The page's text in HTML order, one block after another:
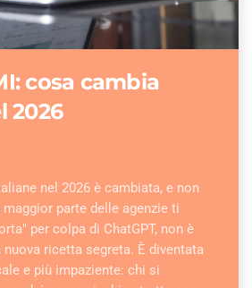
cosa cambia
2026
nel 2026 è cambiata, e non
parte delle agenzie ti
per colpa di ChatGPT, non è
nuova ricetta segreta. È diventata
e più impaziente: chi si